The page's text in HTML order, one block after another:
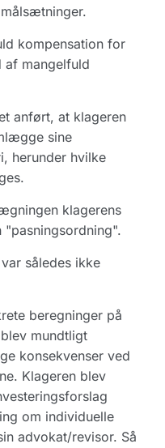
kompensation for
af mangelfuld
anført, at klageren
sine
herunder hvilke
klagerens
"pasningsordning".
således ikke
beregninger på
mundtligt
konsekvenser ved
Klageren blev
om individuelle
advokat/revisor. Så